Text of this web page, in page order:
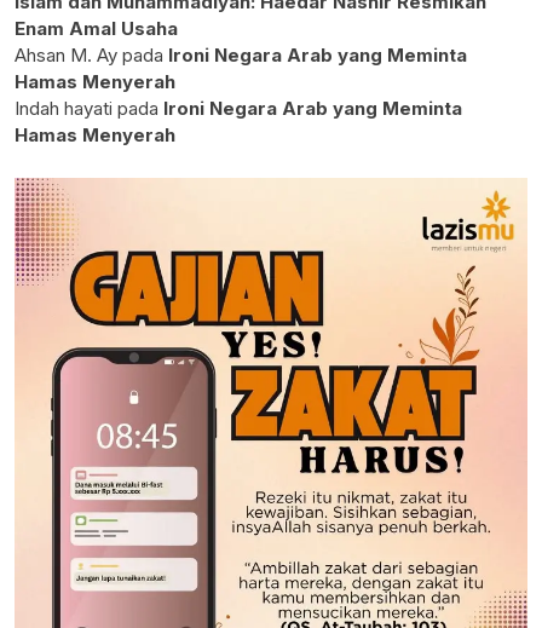
Enam Amal Usaha
Ahsan M. Ay pada Ironi Negara Arab yang Meminta
Hamas Menyerah
Indah hayati pada Ironi Negara Arab yang Meminta
Hamas Menyerah